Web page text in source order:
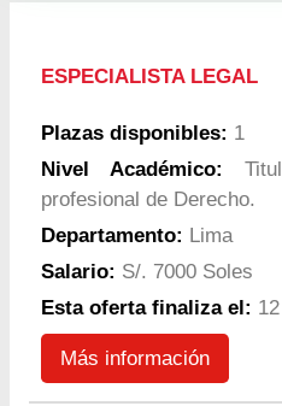
ESPECIALISTA LEGAL
Plazas disponibles: 1
Nivel Académico:
profesional de Derecho.
Departamento: Lima
Salario: S/. 7000 Soles
Esta oferta finaliza el:
Más información